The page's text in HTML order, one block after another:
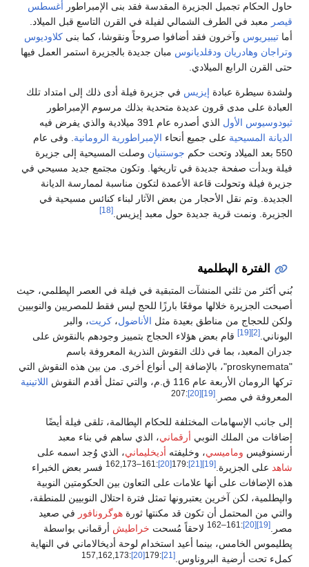
حاول الحكام تجميل الجزيرة المقدسة فقد بنى الإمبراطور أغسطس
قيصر معبد في الطرف الشمالي لفيلة في القرن التاسع قبل الميلاد.
أما تيبيريوس وآخرون فقد أضافوا صروحاً ونقوشا، كما بنى كلاوديوس
وتراجان وهادريان ودقلديانوس مبان جديدة بالجزيرة استمر العمل فيها
حتى القرن الرابع الميلادي.
ولشدة سيطرة عبادة إيزيس في جزيرة فيلة أدى ذلك إلى امتداد تلك
العبادة على مدى قرون عديدة متحدية بذلك مرسوم الإمبراطور
ثيودوسيوس الأول الذي أصدره عام 391 ميلادية والذي يفرض فيه
الديانة المسيحية على جميع أنحاء الإمبراطورية الرومانية. وفى عام
550 بعد الميلاد وتحت حكم
جوستنيان وصلت المسيحية إلى جزيرة
فيلة وبدأت صفحة جديدة في تاريخها. وتكون مجتمع جديد مسيحي في
جزيرة فيلة وتحولت قاعة الأعمدة لتكون مناسبة لممارسة الديانة
الجديدة. وتم نقل الأحجار من بعض الآثار لبناء كنائس مسيحية في
الجزيرة. ونمت قرية جديدة حول معبد إيزيس.[18]
الفترة الپطلمية
بُني أكثر من ثلثي المنشآت المتبقية في فيلة في العصر الپطلمي، حيث
أصبحت الجزيرة خلالها موقعًا بارزًا للحج ليس فقط للمصريين والنوبيين
ولكن للحجاج من مناطق بعيدة مثل الأناضول، كريت، والبر
اليوناني. [2]
[19]
قام بعض هؤلاء الحجاج بتمييز وجودهم بالنقوش على
جدران المعبد، بما في ذلك النقوش النذرية المعروفة باسم
"proskynemata"، بالإضافة إلى أنواع أخرى. من بين هذه النقوش التي
تركها الرومان الأربعة عام 116 ق.م، والتي تمثل أقدم النقوش
اللاتينية
المعروفة في مصر.
[19]
[20]
:207
إلى جانب الإسهامات المختلفة للحكام الپطالمة، تلقى فيلة أيضًا
إضافات من الملك النوبي أرقماني، الذي ساهم في بناء معبد
أرنسنوفيس وماميسي، وخليفته أديخليماني، الذي وُجد اسمه على
شاهد على الجزيرة. [19]
[21]
:179
[20]
:161–162,173
فسر بعض الخبراء
هذه الإضافات على أنها علامات على التعاون بين الحكومتين النوبية
والپطلمية، لكن آخرين يعتبرونها تمثل فترة احتلال النوبيين للمنطقة،
والتي من المحتمل أن تكون قد مكنتها ثورة هوگرونافور في صعيد
مصر.
[19]
[20]
:161–162 لاحقاً مُسحت خراطيش أرقماني بواسطة
پطليموس الخامس، بينما أعيد استخدام لوحة أديخالاماني في النهاية
كملء تحت أرضية البروناوس. [21]
:179
[20]
:157,162,173